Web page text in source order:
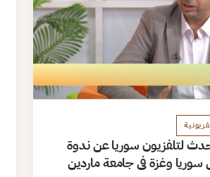
لتلفزيون سوريا عن ندوة
سوريا وغزة في جامعة ماردين